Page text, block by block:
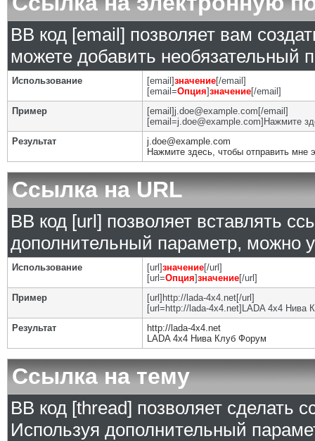
BB код [email] позволяет вам
можете добавить необязательный
Использование [email]значение[/email]
[email=Опция]значение[/email]
Пример
[email]j.doe@example.com[/email]
[email=j.doe@example.com]Нажмите
Результат
j.doe@example.com
Нажмите здесь, чтобы отправить мне
Ссылка на URL
BB код [url] позволяет вставлять
дополнительный параметр, можно
Использование [url]значение[/url]
[url=Опция]значение[/url]
Пример
[url]http://lada-4x4.net[/url]
[url=http://lada-4x4.net]LADA 4x4 Нива
Результат
http://lada-4x4.net
LADA 4x4 Нива Клуб Форум
Ссылка на тему
BB код [thread] позволяет сделать
Используя дополнительный